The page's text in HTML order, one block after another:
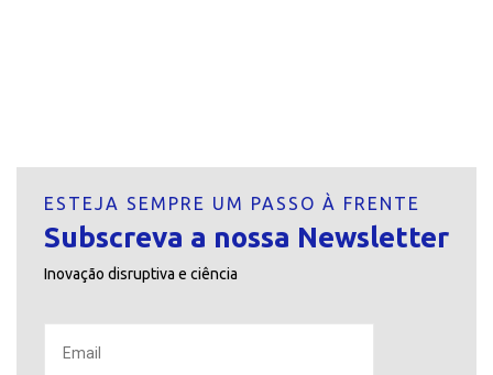
ESTEJA SEMPRE UM PASSO À FRENTE
Subscreva a nossa Newsletter
Inovação disruptiva e ciência